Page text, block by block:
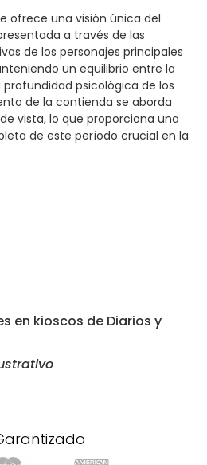
ofrece una visión única del
a través de las
de los personajes principales
un equilibrio entre la
psicológica de los
de la contienda se aborda
vista, lo que proporciona una
de este período crucial en la
en kioscos de Diarios y